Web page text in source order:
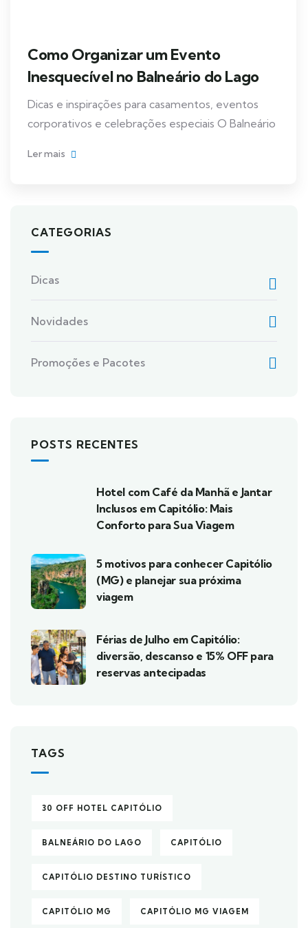
Como Organizar um Evento
Inesquecível no Balneário do Lago
Dicas e inspirações para casamentos, eventos
corporativos e celebrações especiais O Balneário
Ler mais
CATEGORIAS
Dicas
Novidades
Promoções e Pacotes
POSTS RECENTES
Hotel com Café da Manhã e Jantar
Inclusos em Capitólio: Mais
Conforto para Sua Viagem
5 motivos para conhecer Capitólio
(MG) e planejar sua próxima
viagem
Férias de Julho em Capitólio:
diversão, descanso e 15% OFF para
reservas antecipadas
TAGS
30 OFF HOTEL CAPITÓLIO
BALNEÁRIO DO LAGO CAPITÓLIO
CAPITÓLIO DESTINO TURÍSTICO
CAPITÓLIO MG CAPITÓLIO MG VIAGEM